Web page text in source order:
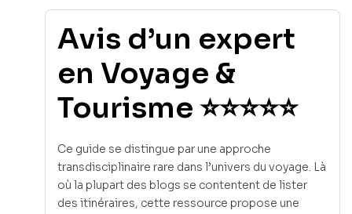
Avis d’un expert
en Voyage &
Tourisme ⭐⭐⭐⭐⭐
Ce guide se distingue par une approche
transdisciplinaire rare dans l’univers du voyage. Là
où la plupart des blogs se contentent de lister
des itinéraires, cette ressource propose une